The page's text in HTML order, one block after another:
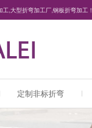
,大型折弯加工厂,钢板折弯加工！
定制非标折弯